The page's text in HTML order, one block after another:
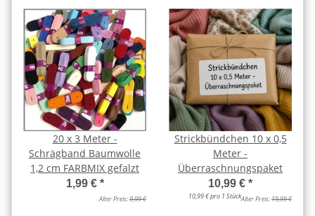
20 x 3 Meter -
Schrägband Baumwolle
1,2 cm FARBMIX gefalzt
1,99 € *
Alter Preis:9,99 €
Strickbündchen 10 x 0,5
Meter -
Überraschnungspaket
10,99 € *
10,99 € pro 1 StückAlter Preis:19,99 €